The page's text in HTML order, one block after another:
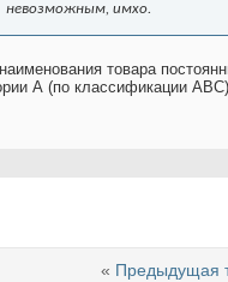
невозможным, имхо.
товара
А (по классификации
« Предыдущая